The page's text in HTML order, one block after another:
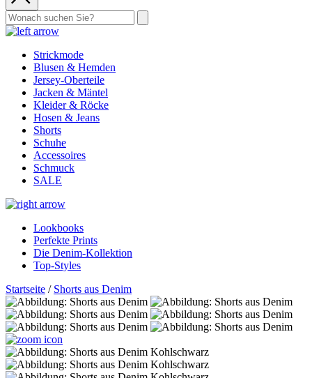
Strickmode
Blusen & Hemden
Jersey-Oberteile
Jacken & Mäntel
Kleider & Röcke
Hosen & Jeans
Shorts
Schuhe
Accessoires
Schmuck
SALE
Lookbooks
Perfekte Prints
Die Denim-Kollektion
Top-Styles
Startseite / Shorts aus Denim